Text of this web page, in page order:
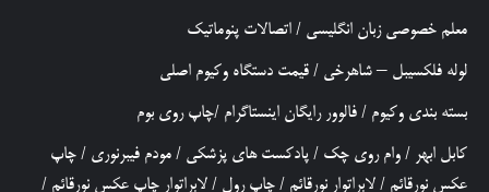
معلم خصوصی زبان انگلیسی / اتصالات پنوماتیک
لوله فلکسیبل – شاهرخی / قیمت دستگاه وکیوم اصلی
بسته بندی وکیوم / فالوور رایگان اینستاگرام /چاپ روی بوم
کابل ابهر / وام روی چک / پادکست های پزشکی / مودم فیبرنوری / چاپ
عکس نورقائم / لابراتوار نورقائم / چاپ رول / لابراتوار چاپ عکس نورقائم /